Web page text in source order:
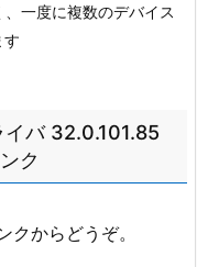
一度に複数のデバイス
す
バ 32.0.101.85
ク
クからどうぞ。